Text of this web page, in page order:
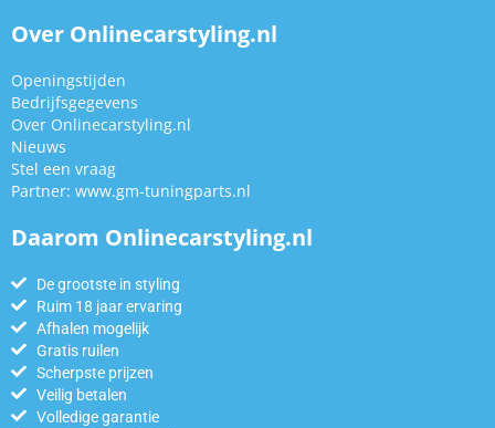
Over Onlinecarstyling.nl
Openingstijden
Bedrijfsgegevens
Over Onlinecarstyling.nl
Nieuws
Stel een vraag
Partner: www.gm-tuningparts.nl
Daarom Onlinecarstyling.nl
De grootste in styling
Ruim 18 jaar ervaring
Afhalen mogelijk
Gratis ruilen
Scherpste prijzen
Veilig betalen
Volledige garantie